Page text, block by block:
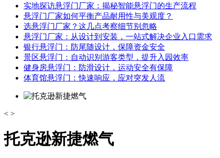
实地探访悬浮门厂家：揭秘智能悬浮门的生产流程
悬浮门厂家如何平衡产品耐用性与美观度？
选悬浮门厂家？这几点考察细节别忽略
悬浮门厂家：从设计到安装，一站式解决企业入口需求
银行悬浮门：防尾随设计，保障资金安全
景区悬浮门：自动识别游客类型，提升入园效率
健身房悬浮门：防滑设计，运动安全有保障
体育馆悬浮门：快速响应，应对突发人流
< >
托克逊新捷燃气